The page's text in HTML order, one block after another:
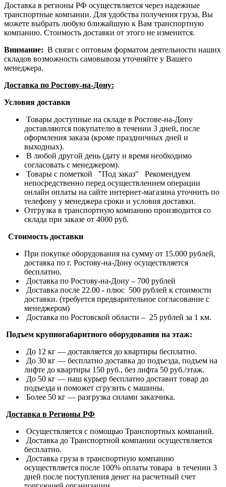
Доставка в регионы РФ осуществляется через надежные
транспортные компании. Для удобства получения груза, Вы
можете выбрать любую ближайшую к Вам транспортную
компанию. Стоимость доставки от этого не изменится.
Внимание: В связи с оптовым форматом деятельности наших
складов возможность самовывоза уточняйте у Вашего
менеджера.
Доставка по Ростову-на-Дону:
Условия доставки
Товары доступные на складе в Ростове-на-Дону
доставляются покупателю в течении 3 дней, после
оформления заказа (кроме праздничных дней и
выходных).
В любой другой день (дату и время необходимо
согласовать с менеджером).
Товары с пометкой "Под заказ" Рекомендуем
непосредственно перед осуществлением операции
онлайн оплаты на сайте интернет-магазина уточнить по
телефону у менеджера сроки и условия доставки.
Отгрузка в транспортную компанию производится со
склада при заказе от 4000 руб.
Стоимость доставки
При покупке оборудования на сумму от 15.000 рублей,
доставка по г. Ростову-на-Дону осуществляется
бесплатно.
Доставка по Ростову-на-Дону – 700 рублей
Доставка после 22.00 - плюс 500 рублей к стоимости
доставки. (требуется предварительное согласование с
менеджером)
Доставка по Ростовской области – 25 рублей за 1 км.
Подъем крупногабаритного оборудования на этаж:
До 12 кг — доставляется до квартиры бесплатно.
До 30 кг — бесплатно доставка до подъезда, подъем на
лифте до квартиры 150 руб., без лифта 50 руб./этаж.
До 50 кг — наш курьер бесплатно доставит товар до
подъезда и поможет сгрузить с машины.
Более 50 кг — разгрузка силами заказчика.
Доставка в Регионы РФ
Осуществляется с помощью Транспортных компаний.
Доставка до Транспортной компании осуществляется
бесплатно.
Доставка груза в транспортную компанию
осуществляется после 100% оплаты товара в течении 3
дней после поступления денег на расчетный счет